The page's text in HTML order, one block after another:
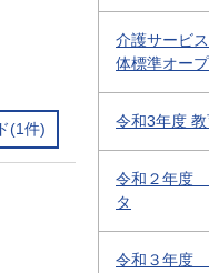
(1件)
介護サービ
体標準オー
令和3年度
令和２年度
タ
令和３年度